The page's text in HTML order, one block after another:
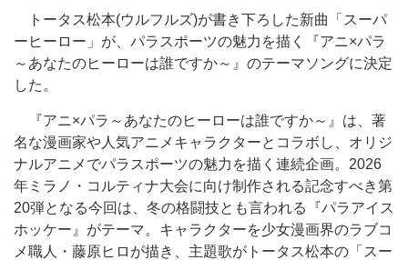
トータス松本(ウルフルズ)が書き下ろした新曲「スーパ
ーヒーロー」が、パラスポーツの魅力を描く『アニ×パラ
～あなたのヒーローは誰ですか～』のテーマソングに決定
した。
『アニ×パラ～あなたのヒーローは誰ですか～』は、著
名な漫画家や人気アニメキャラクターとコラボし、オリジ
ナルアニメでパラスポーツの魅力を描く連続企画。2026
年ミラノ・コルティナ大会に向け制作される記念すべき第
20弾となる今回は、冬の格闘技とも言われる『パラアイス
ホッケー』がテーマ。キャラクターを少女漫画界のラブコ
メ職人・藤原ヒロが描き、主題歌がトータス松本の「スー